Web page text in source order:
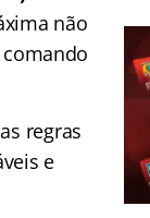
não
regras
e